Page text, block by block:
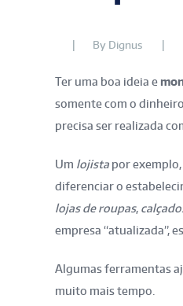
By Dignus
Ter uma boa ideia e
somente com o
precisa ser realizada
Um lojista por
diferenciar o
lojas de roupas,
empresa “atualizada”,
Algumas ferramentas
muito mais tempo.